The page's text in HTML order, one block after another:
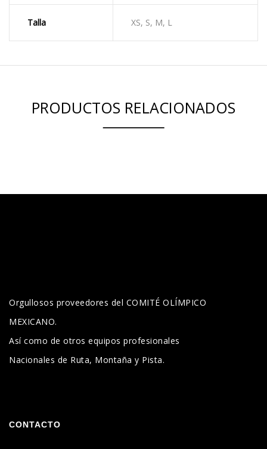
Talla XS, S, M, L
PRODUCTOS RELACIONADOS
Orgullosos proveedores del COMITÉ OLÍMPICO
MEXICANO.
Así como de otros equipos profesionales
Nacionales de Ruta, Montaña y Pista.
CONTACTO